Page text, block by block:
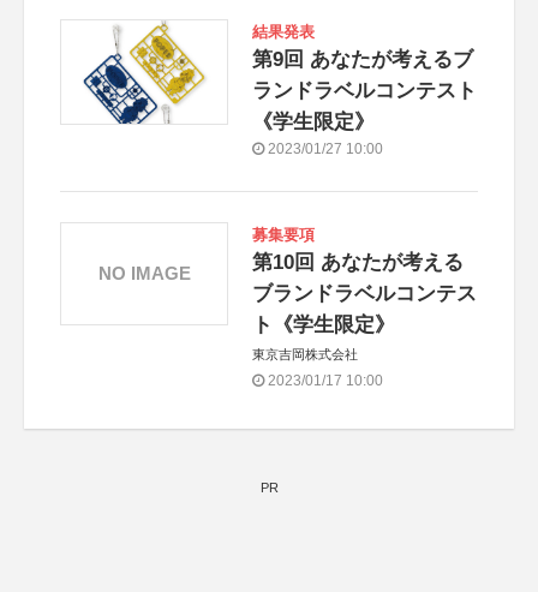
結果発表
第9回 あなたが考えるブ
ランドラベルコンテスト
《学生限定》
2023/01/27 10:00
募集要項
第10回 あなたが考える
ブランドラベルコンテス
ト《学生限定》
東京吉岡株式会社
2023/01/17 10:00
NO IMAGE
PR